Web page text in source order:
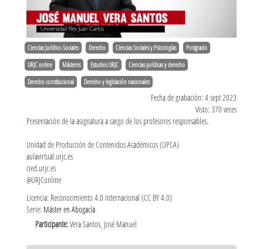
Ciencias Jurídico-Sociales Derecho Ciencias Sociales y Psicologías Postgrado
URJC online Másteres Estudios URJC Ciencias jurídicas y derecho
Derecho constitucional Derecho y legislación nacionales
Fecha de grabación: 4 sept 2023
Visto: 370 veces
Presentación de la asignatura a cargo de los profesores responsables.
Unidad de Producción de Contenidos Académicos (UPCA)
aulavirtual.urjc.es
cied.urjc.es
@URJConline
Licencia: Reconocimiento 4.0 Internacional (CC BY 4.0)
Serie: Máster en Abogacía
Participante:Vera Santos, José Manuel